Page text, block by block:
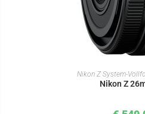
IN DEN
Nikon Z System-
Nikon Z